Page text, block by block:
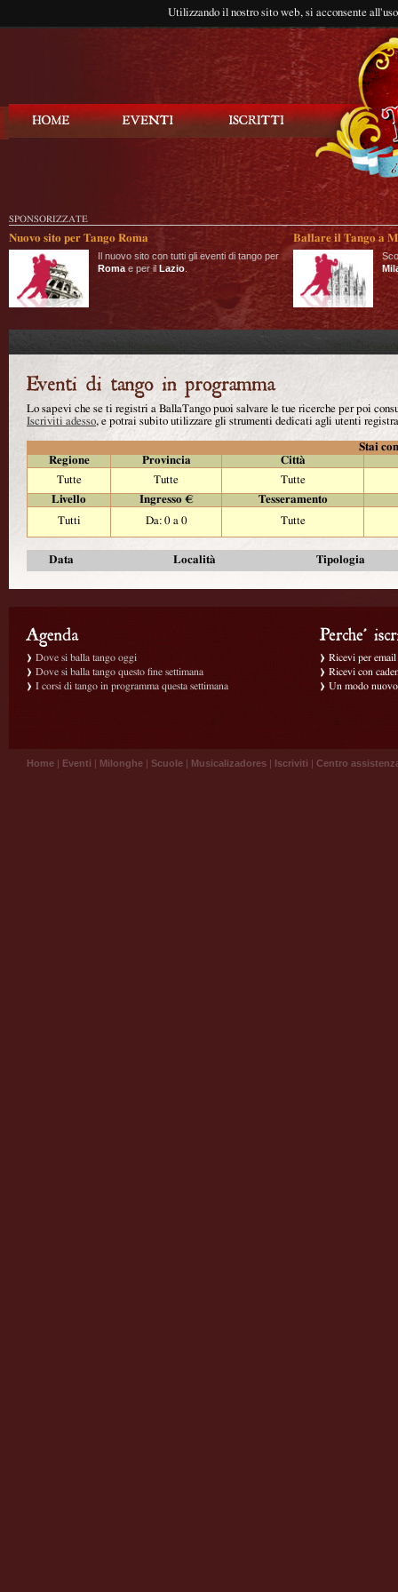
Utilizzando il nostro sito web, si acconsente
SPONSORIZZATE
Nuovo sito per Tango Roma
Il nuovo sito con tutti gli eventi di tango per
Roma e per il Lazio
Ballare il Tango a
Lo sapevi che se ti registri a BallaTango puoi salvare le tue ricerche per poi
Iscriviti adesso, e potrai subito utilizzare gli strumenti dedicati agli utenti
Stai
Regione
Provincia
Città
Tutte
Tutte
Tutte
Livello
Ingresso €
Tesseramento
Tutti
Da: 0 a 0 Tutte
Data Località Tipologia
Dove si balla tango oggi
Dove si balla tango questo fine settimana
I corsi di tango in programma questa settimana
Ricevi per
Ricevi con
Un modo
Home | Eventi | Milonghe | Scuole | Musicalizadores | Iscriviti | Centro